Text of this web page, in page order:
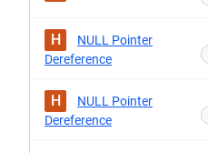
H
NULL Pointer
Dereference
H
NULL Pointer
Dereference